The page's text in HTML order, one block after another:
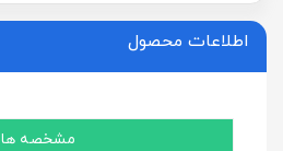
اطلاعات محصول
مشخصه ها